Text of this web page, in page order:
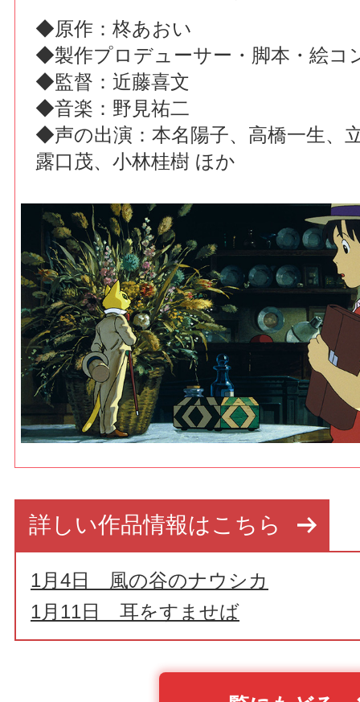
◆原作：柊あおい
◆製作プロデューサー・脚本・絵コ
◆監督：近藤喜文
◆音楽：野見祐二
◆声の出演：本名陽子、高橋一生、
露口茂、小林桂樹 ほか
詳しい作品情報はこちら
1月4日 風の谷のナウシカ
1月11日 耳をすませば